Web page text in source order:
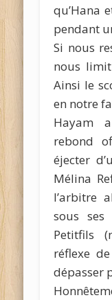
qu’Hana
pendant
Si nous
nous
Ainsi le
en notre
Hayam
rebond
éjecter
Mélina
l’arbitre
sous ses
Petitfils
réflexe
dépasser